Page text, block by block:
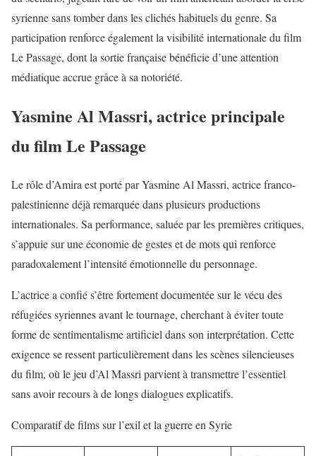
syrienne sans tomber dans les clichés habituels du genre. Sa
participation renforce également la visibilité internationale du film
Le Passage, dont la sortie française bénéficie d’une attention
médiatique accrue grâce à sa notoriété.
Yasmine Al Massri, actrice principale
du film Le Passage
Le rôle d’Amira est porté par Yasmine Al Massri, actrice franco-
palestinienne déjà remarquée dans plusieurs productions
internationales. Sa performance, saluée par les premières critiques,
s’appuie sur une économie de gestes et de mots qui renforce
paradoxalement l’intensité émotionnelle du personnage.
L’actrice a confié s’être fortement documentée sur le vécu des
réfugiées syriennes avant le tournage, cherchant à éviter toute
forme de sentimentalisme artificiel dans son interprétation. Cette
exigence se ressent particulièrement dans les scènes silencieuses
du film, où le jeu d’Al Massri parvient à transmettre l’essentiel
sans avoir recours à de longs dialogues explicatifs.
Comparatif de films sur l’exil et la guerre en Syrie